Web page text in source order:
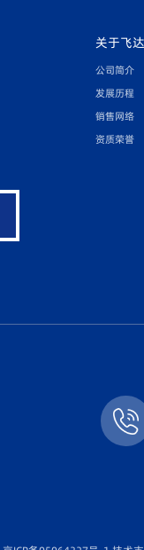
关于飞达
公司简介
发展历程
销售网络
资质荣誉